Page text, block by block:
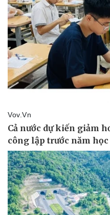
Thể thao
Bóng đá
Lịch thi đấu bóng đá
Thế giới thể thao
eSports
Hậu trường